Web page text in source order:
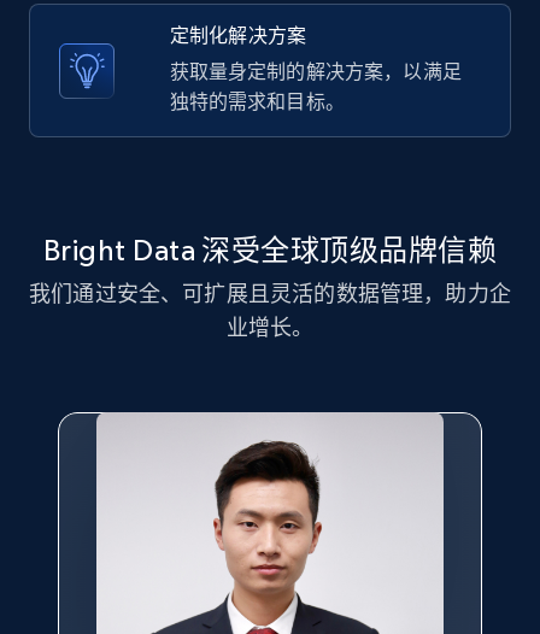
text, Date posted, and more.
11.3K+ 1.5K+
company URL
URL, ID, User id, Use url, Title, Headline, Post
text, Date posted, and more.
X (formerly Twitter) - Posts
ID, User posted, Name, Description, Date
posted, Photos, URL, Quoted post, and more.
1.2K+ 注册使用
定制化解决方案
获取量身定制的解决方案，以满足
独特的需求和目标。
Bright Data 深受全球顶级品牌信赖
我们通过安全、可扩展且灵活的数据管理，助力企
业增长。